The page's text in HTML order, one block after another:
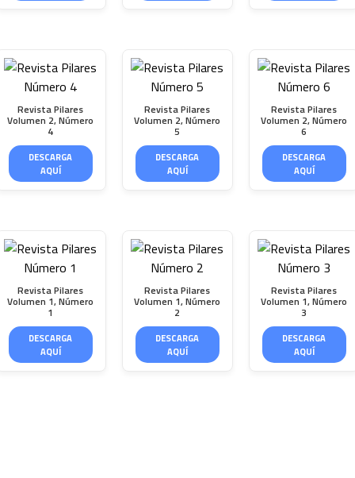
Revista Pilares
Volumen 2, Número
4
DESCARGA
AQUÍ
Revista Pilares
Volumen 2, Número
5
DESCARGA
AQUÍ
Revista Pilares
Volumen 2, Número
6
DESCARGA
AQUÍ
Revista Pilares
Volumen 1, Número
1
DESCARGA
AQUÍ
Revista Pilares
Volumen 1, Número
2
DESCARGA
AQUÍ
Revista Pilares
Volumen 1, Número
3
DESCARGA
AQUÍ